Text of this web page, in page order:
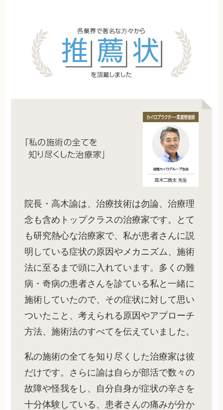
院長・高木諭は、治療技術は勿論、治療理
念も含めトップクラスの治療家です。とて
も研究熱心な治療家で、私が患者さんに説
明している症状の原因やメカニズム、施術
法に至るまで頭に入れています。多くの難
病・奇病の患者さんを診ている私と一緒に
施術していたので、その症状に対して思い
ついたこと、考えられる原因やアプローチ
方法、施術法のすべてを伝えていました。
私の施術の全てを知り尽くした治療家は彼
だけです。さらに諭は自らが部活で数々の
故障や怪我をし、自分自身が症状の辛さを
十分体験している、患者さんの痛みが分か